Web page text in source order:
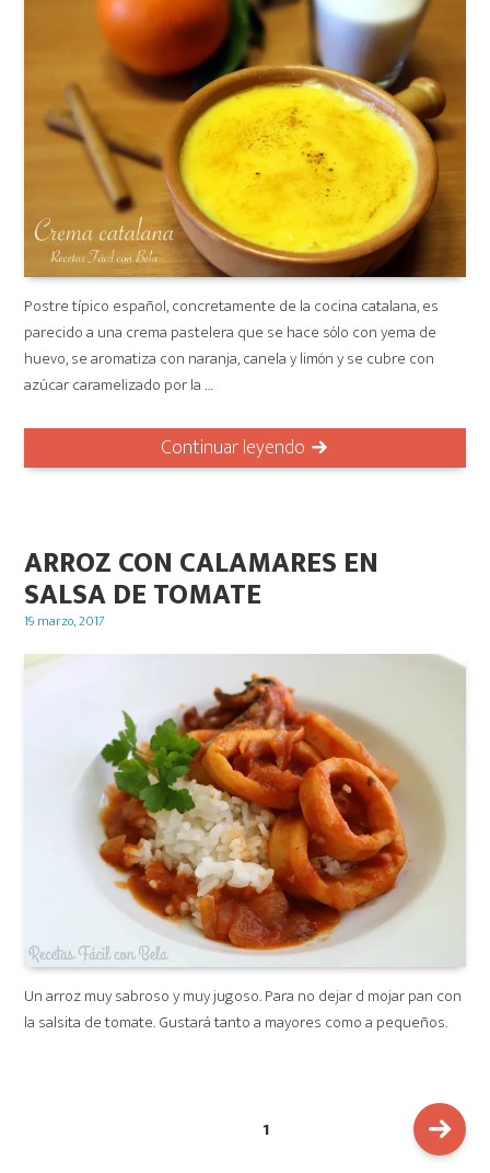
Postre típico español, concretamente de la cocina catalana, es
parecido a una crema pastelera que se hace sólo con yema de
huevo, se aromatiza con naranja, canela y limón y se cubre con
azúcar caramelizado por la …
Continuar leyendo
ARROZ CON CALAMARES EN
SALSA DE TOMATE
Posted
19 marzo, 2017
Un arroz muy sabroso y muy jugoso. Para no dejar d mojar pan con
la salsita de tomate. Gustará tanto a mayores como a pequeños.
PAGE1